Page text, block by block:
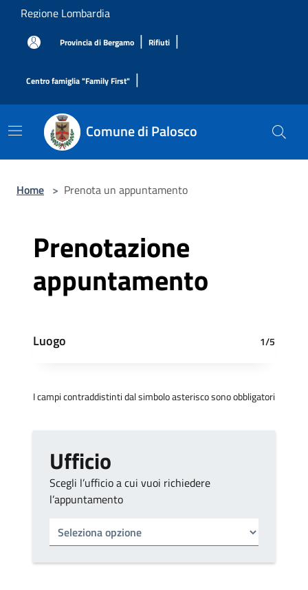
Salta al contenuto principale
Regione Lombardia
Provincia di Bergamo | Rifiuti |
Centro famiglia "Family First" |
Comune di Palosco
Home > Prenota un appuntamento
Prenotazione
appuntamento
Luogo 1/5
I campi contraddistinti dal simbolo asterisco sono obbligatori
Ufficio
Scegli l’ufficio a cui vuoi richiedere
l’appuntamento